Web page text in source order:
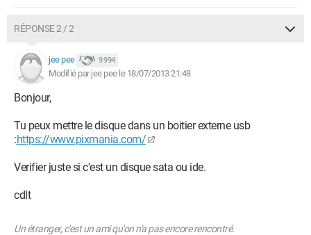
RÉPONSE 2 / 2
jee pee 9 994
Modifié par jee pee le 18/07/2013 21:48
Bonjour,
Tu peux mettre le disque dans un boitier externe usb
:https://www.pixmania.com/
Verifier juste si c'est un disque sata ou ide.
cdlt
Un étranger, c'est un ami qu'on n'a pas encore rencontré.